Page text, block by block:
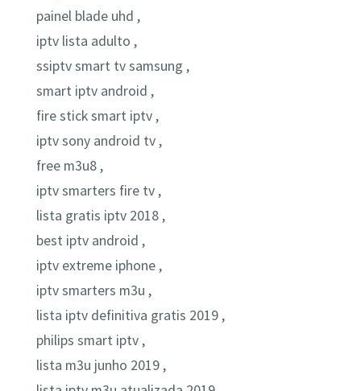
painel blade uhd ,
iptv lista adulto ,
ssiptv smart tv samsung ,
smart iptv android ,
fire stick smart iptv ,
iptv sony android tv ,
free m3u8 ,
iptv smarters fire tv ,
lista gratis iptv 2018 ,
best iptv android ,
iptv extreme iphone ,
iptv smarters m3u ,
lista iptv definitiva gratis 2019 ,
philips smart iptv ,
lista m3u junho 2019 ,